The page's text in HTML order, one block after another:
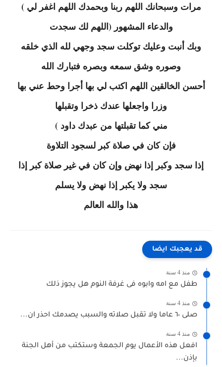
مرات وسبحانك اللهم ربنا وبحمدك اللهم اغفر لي )
والدعاء المشهور (اللهم لك سجدت
وبك أنبت وعليك توكلت سجد وجهي لله الذي خلقه
وصوره وشق سمعه وبصره فتبارك الله
أحسن الخالقين اللهم اكتب لي بها أجرا وحط عني بها
وزرا واجعلها عندك ذخرا وتقبلها
مني كما تقبلتها من عبدك داود )
فإن كان في صلاة كبر لسجود التلاوة
إذا سجد وكبر إذا نهض وإن كان في غير صلاة كبر إذا
سجد ولا يكبر إذا نهض ولا يسلم
هذا والله العالم
قد يعجبك ايضا
منذ 4 سنة
طفل مع امه وابوه فى غرفة النوم هل يجوز ذلك
منذ 4 سنة
صلى ٦٠ عاما ولا تقبل صلاته والسبب يصدمك احذر ان...
منذ 4 سنة
افعل هذه الأعمال يوم الجمعة وستكتب من أهل الجنة
بإذن...